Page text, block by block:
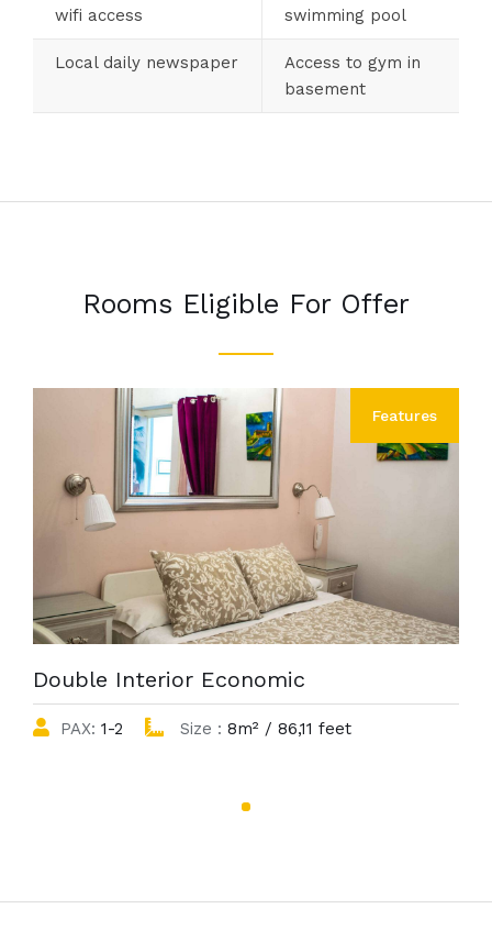
wifi access
swimming pool
Local daily newspaper
Access to gym in
basement
Rooms Eligible For Offer
Features
Double Interior Economic
PAX: 1-2 Size : 8m² / 86,11 feet